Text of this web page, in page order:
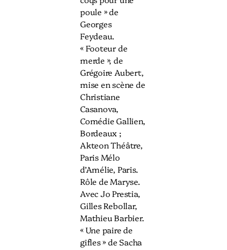
poule » de
Georges
Feydeau.
« Footeur de
merde », de
Grégoire Aubert,
mise en scène de
Christiane
Casanova,
Comédie Gallien,
Bordeaux ;
Akteon Théâtre,
Paris Mélo
d’Amélie, Paris.
Rôle de Maryse.
Avec Jo Prestia,
Gilles Rebollar,
Mathieu Barbier.
« Une paire de
gifles » de Sacha